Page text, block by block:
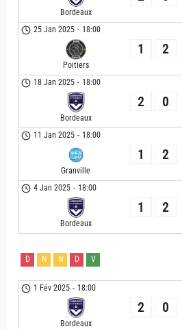
Bordeaux
25 Jan 2025 - 18:00
Poitiers
1 2
18 Jan 2025 - 18:00
Bordeaux
2 0
11 Jan 2025 - 18:00
Granville
1 2
4 Jan 2025 - 18:00
Bordeaux
1 2
D N N D V
1 Fév 2025 - 18:00
Bordeaux
2 0